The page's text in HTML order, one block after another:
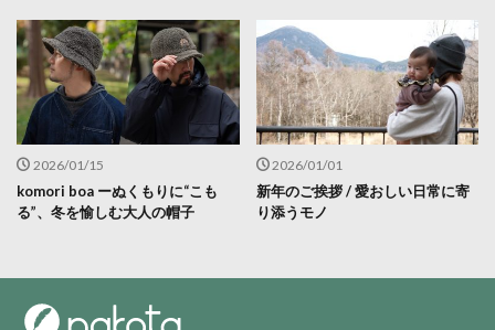
2026/01/15
komori boa ーぬくもりに“こも
る”、冬を愉しむ大人の帽子
2026/01/01
新年のご挨拶 / 愛おしい日常に寄
り添うモノ